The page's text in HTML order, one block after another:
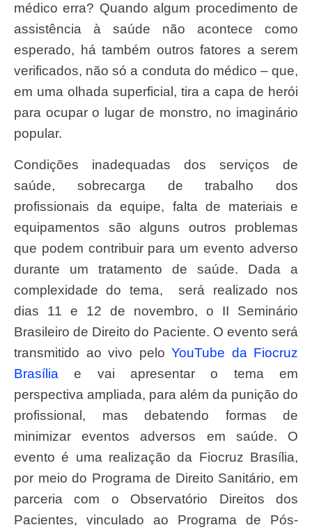
médico erra? Quando algum procedimento de
assistência à saúde não acontece como
esperado, há também outros fatores a serem
verificados, não só a conduta do médico – que,
em uma olhada superficial, tira a capa de herói
para ocupar o lugar de monstro, no imaginário
popular.
Condições inadequadas dos serviços de
saúde, sobrecarga de trabalho dos
profissionais da equipe, falta de materiais e
equipamentos são alguns outros problemas
que podem contribuir para um evento adverso
durante um tratamento de saúde. Dada a
complexidade do tema, será realizado nos
dias 11 e 12 de novembro, o II Seminário
Brasileiro de Direito do Paciente. O evento será
transmitido ao vivo pelo YouTube da Fiocruz
Brasília e vai apresentar o tema em
perspectiva ampliada, para além da punição do
profissional, mas debatendo formas de
minimizar eventos adversos em saúde. O
evento é uma realização da Fiocruz Brasília,
por meio do Programa de Direito Sanitário, em
parceria com o Observatório Direitos dos
Pacientes, vinculado ao Programa de Pós-